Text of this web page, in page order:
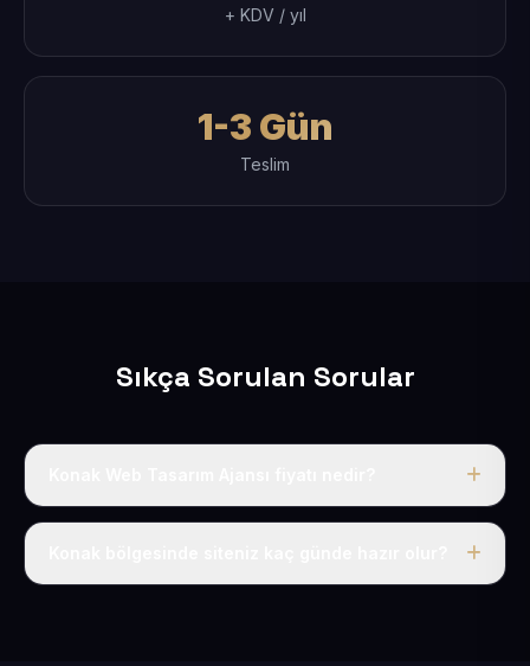
+ KDV / yıl
1-3 Gün
Teslim
Sıkça Sorulan Sorular
Tek fiyat uygulanır: yıllık 50 USD + KDV. Bu bedele alan